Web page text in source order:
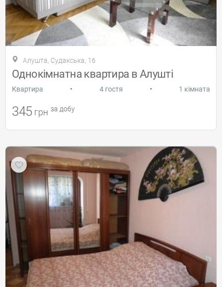
Алушта, Судакська, 16
Однокімнатна квартира в Алушті
Квартира • 4 гостя • 1 кімната
345 грн за добу